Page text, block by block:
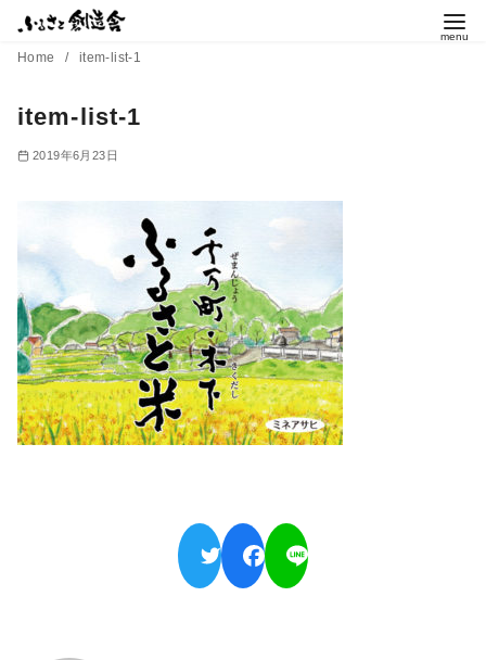
Home item-list-1
item-list-1
2019年6月23日